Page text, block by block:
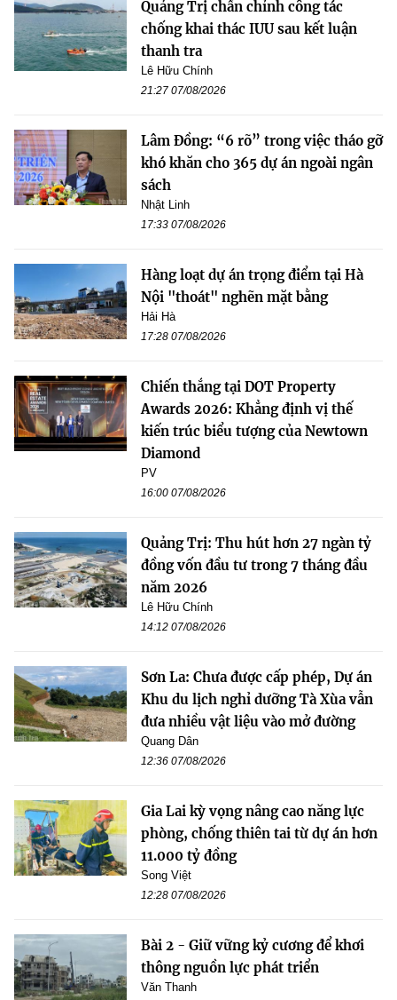
Quảng Trị chấn chỉnh công tác
chống khai thác IUU sau kết luận
thanh tra
Lê Hữu Chính
21:27 07/08/2026
Lâm Đồng: “6 rõ” trong việc tháo gỡ
khó khăn cho 365 dự án ngoài ngân
sách
Nhật Linh
17:33 07/08/2026
Hàng loạt dự án trọng điểm tại Hà
Nội "thoát" nghẽn mặt bằng
Hải Hà
17:28 07/08/2026
Chiến thắng tại DOT Property
Awards 2026: Khẳng định vị thế
kiến trúc biểu tượng của Newtown
Diamond
PV
16:00 07/08/2026
Quảng Trị: Thu hút hơn 27 ngàn tỷ
đồng vốn đầu tư trong 7 tháng đầu
năm 2026
Lê Hữu Chính
14:12 07/08/2026
Sơn La: Chưa được cấp phép, Dự án
Khu du lịch nghỉ dưỡng Tà Xùa vẫn
đưa nhiều vật liệu vào mở đường
Quang Dân
12:36 07/08/2026
Gia Lai kỳ vọng nâng cao năng lực
phòng, chống thiên tai từ dự án hơn
11.000 tỷ đồng
Song Việt
12:28 07/08/2026
Bài 2 - Giữ vững kỷ cương để khơi
thông nguồn lực phát triển
Văn Thanh